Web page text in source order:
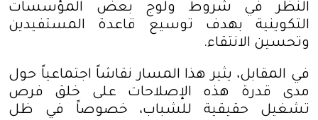
النظر في شروط ولوج بعض المؤسسات
التكوينية بهدف توسيع قاعدة المستفيدين
وتحسين الانتقاء.
في المقابل، يثير هذا المسار نقاشاً اجتماعياً حول
مدى قدرة هذه الإصلاحات على خلق فرص
تشغيل حقيقية للشباب، خصوصاً في ظل